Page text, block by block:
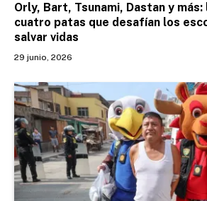
Orly, Bart, Tsunami, Dastan y
cuatro patas que desafían los
salvar vidas
29 junio, 2026